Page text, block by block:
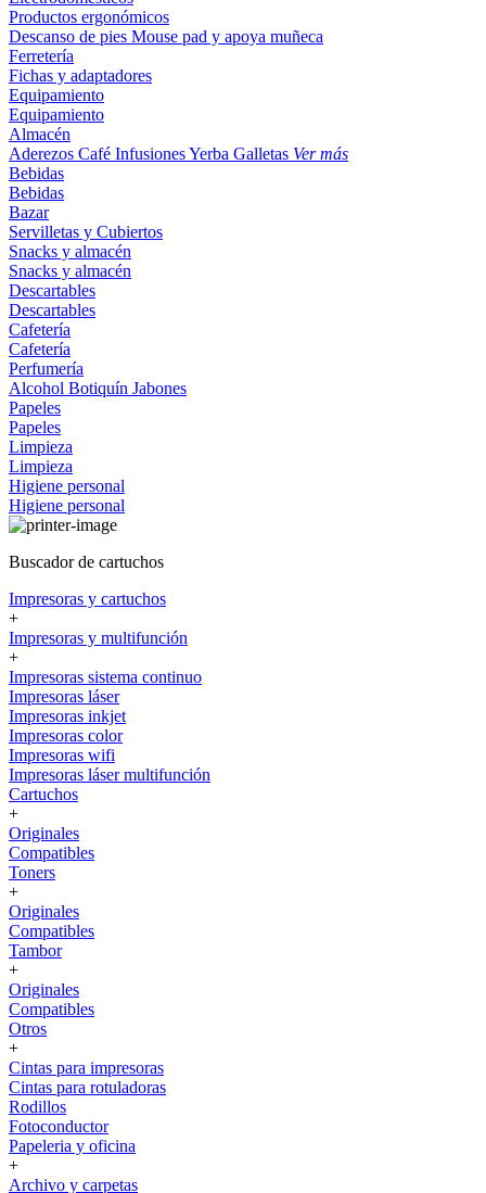
Productos ergonómicos
Descanso de pies Mouse pad y apoya muñeca
Ferretería
Fichas y adaptadores
Equipamiento
Equipamiento
Almacén
Aderezos Café InfusionesYerba Galletas Ver más
Bebidas
Bebidas
Bazar
Servilletas y Cubiertos
Snacks y almacén
Snacks y almacén
Descartables
Descartables
Cafetería
Cafetería
Perfumería
Alcohol Botiquín Jabones
Papeles
Papeles
Limpieza
Limpieza
Higiene personal
Higiene personal
Buscador de cartuchos
Impresoras y cartuchos
+
Impresoras y multifunción
+
Impresoras sistema continuo
Impresoras láser
Impresoras inkjet
Impresoras color
Impresoras wifi
Impresoras láser multifunción
Cartuchos
+
Originales
Compatibles
Toners
+
Originales
Compatibles
Tambor
+
Originales
Compatibles
Otros
+
Cintas para impresoras
Cintas para rotuladoras
Rodillos
Fotoconductor
Papeleria y oficina
+
Archivo y carpetas